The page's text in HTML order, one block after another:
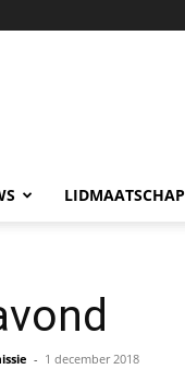
LIDMAATSCHAP
- 1 december 2018